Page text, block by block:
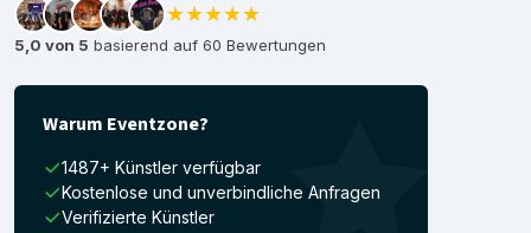
★★★★★
5,0 von 5 basierend auf 60 Bewertungen
Warum Eventzone?
1487+ Künstler verfügbar
Kostenlose und unverbindliche Anfragen
Verifizierte Künstler